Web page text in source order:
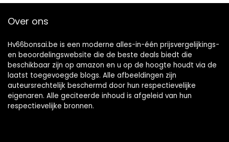
Over ons
Hv66bonsai.be is een moderne alles-in-één prijsvergelijkings-
en beoordelingswebsite die de beste deals biedt die
beschikbaar zijn op amazon en u op de hoogte houdt via de
laatst toegevoegde blogs. Alle afbeeldingen zijn
auteursrechtelijk beschermd door hun respectievelijke
eigenaren. Alle geciteerde inhoud is afgeleid van hun
respectievelijke bronnen.